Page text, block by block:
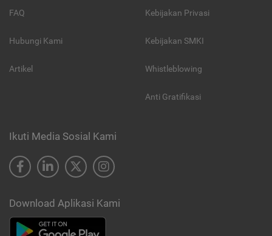
FAQ
Hubungi Kami
Artikel
Kebijakan Privasi
Kebijakan SMKI
Whistleblowing
Anti Gratifikasi
Ikuti Media Sosial Kami
Download Aplikasi Kami